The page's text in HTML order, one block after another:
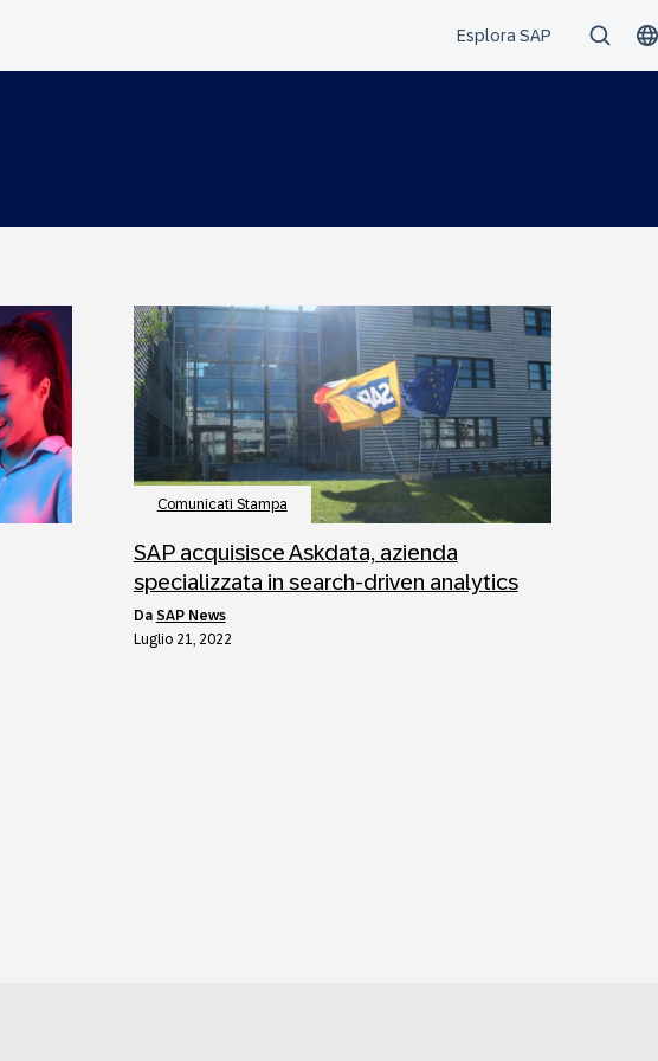
Comunicati Stampa
SAP acquisisce Askdata, azienda
specializzata in search-driven analytics
da SAP News
Luglio 21, 2022